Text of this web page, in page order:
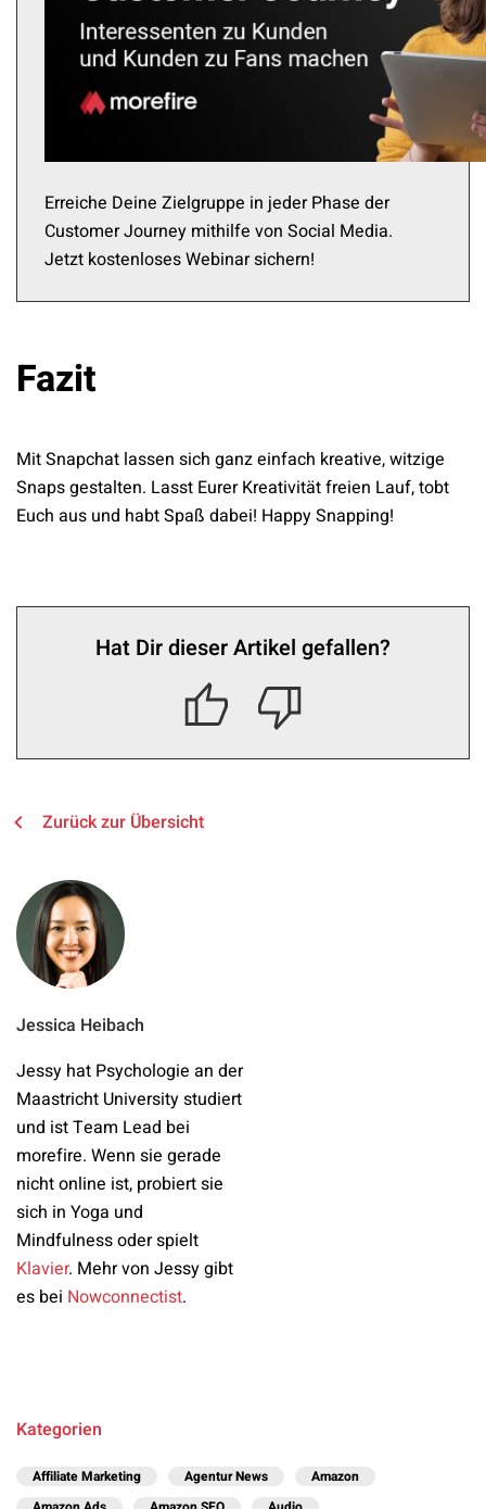
Erreiche Deine Zielgruppe in jeder Phase der
Customer Journey mithilfe von Social Media.
Jetzt kostenloses Webinar sichern!
Fazit
Mit Snapchat lassen sich ganz einfach kreative, witzige
Snaps gestalten. Lasst Eurer Kreativität freien Lauf, tobt
Euch aus und habt Spaß dabei! Happy Snapping!
Hat Dir dieser Artikel gefallen?
Zurück zur Übersicht
Jessica Heibach
Jessy hat Psychologie an der
Maastricht University studiert
und ist Team Lead bei
morefire. Wenn sie gerade
nicht online ist, probiert sie
sich in Yoga und
Mindfulness oder spielt
Klavier. Mehr von Jessy gibt
es bei Nowconnectist.
Kategorien
Affiliate Marketing Agentur News
Amazon